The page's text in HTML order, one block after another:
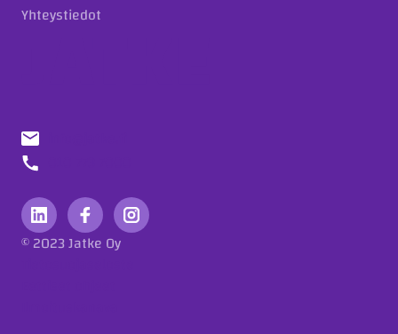
Yhteystiedot
© 2023 Jatke Oy